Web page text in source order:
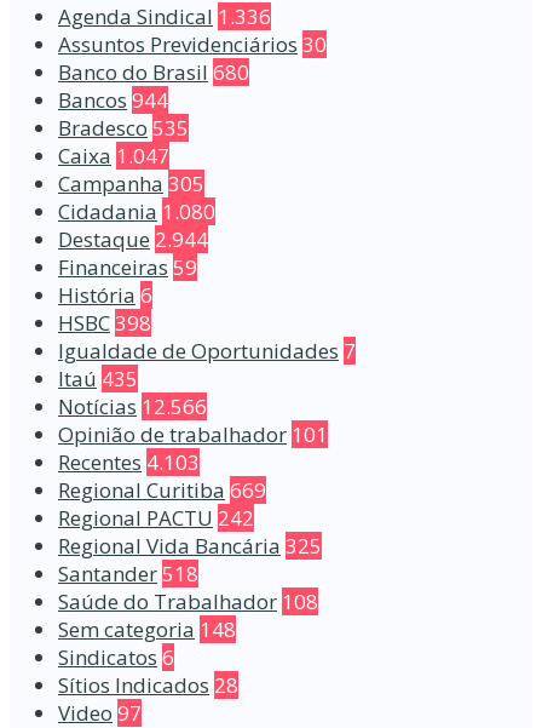
Agenda Sindical 1.336
Assuntos Previdenciários 30
Banco do Brasil 680
Bancos 944
Bradesco 535
Caixa 1.047
Campanha 305
Cidadania 1.080
Destaque 2.944
Financeiras 59
História 6
HSBC398
Igualdade de Oportunidades 7
Itaú 435
Notícias 12.566
Opinião de trabalhador 101
Recentes 4.103
Regional Curitiba 669
Regional PACTU 242
Regional Vida Bancária 325
Santander518
Saúde do Trabalhador 108
Sem categoria 148
Sindicatos 6
Sítios Indicados 28
Video 97